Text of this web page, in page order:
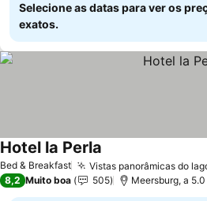
Selecione as datas para ver os
exatos.
Bed & Breakfast Vistas panorâmicas do
Hotel la Perla
8,2 Muito boa 505 Meersburg, a